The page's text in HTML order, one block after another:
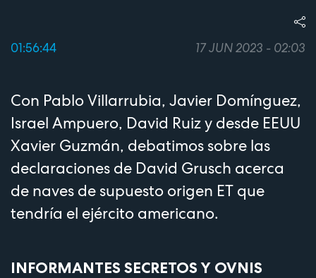
01:56:44 17 JUN 2023 - 02:03
Con Pablo Villarrubia, Javier Domínguez,
Israel Ampuero, David Ruiz y desde EEUU
Xavier Guzmán, debatimos sobre las
declaraciones de David Grusch acerca
de naves de supuesto origen ET que
tendría el ejército americano.
INFORMANTES SECRETOS Y OVNIS